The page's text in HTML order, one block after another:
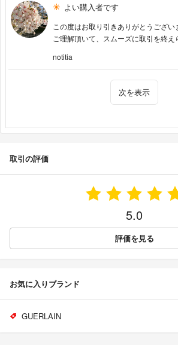
よい購入者です
この度はお取り引きありがとうござ
ご理解頂いて、スムーズに取引を終え
notitia
次を表示
取引の評価
5.0
評価を見る
お気に入りブランド
GUERLAIN